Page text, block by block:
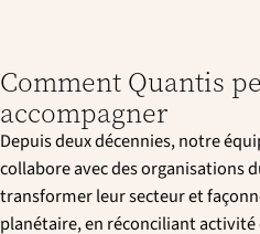
Comment Quantis
accompagner
Depuis deux décennies, notre
collabore avec des organisations
transformer leur secteur et
planétaire, en réconciliant